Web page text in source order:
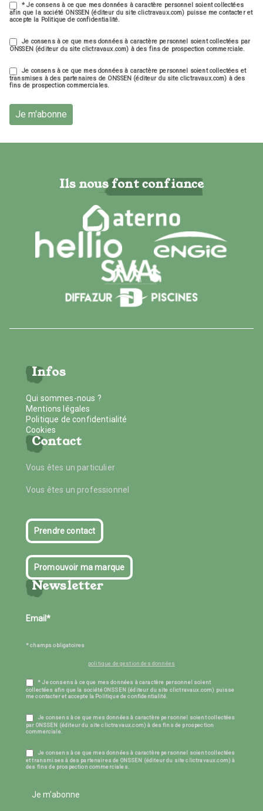
* Je consens à ce que mes données à caractère personnel soient collectées
afin que la société ONSSEN (éditeur du site clictravaux.com) puisse me contacter et
accepte la Politique de confidentialité.
Je consens à ce que mes données à caractère personnel soient collectées par
ONSSEN (éditeur du site clictravaux.com) à des fins de prospection commerciale.
Je consens à ce que mes données à caractère personnel soient collectées et
transmises à des partenaires de ONSSEN (éditeur du site clictravaux.com) à des
fins de prospection commerciales.
Je m'abonne
Ils nous font confiance
Infos
Qui sommes-nous ?
Mentions légales
Politique de confidentialité
Cookies
Contact
Vous êtes un particulier
Vous êtes un professionnel
Prendre contact
Promouvoir ma marque
Newsletter
* champs obligatoires
politique de gestion des données
* Je consens à ce que mes données à caractère personnel soient
collectées afin que la société ONSSEN (éditeur du site clictravaux.com) puisse
me contacter et accepte la Politique de confidentialité.
Je consens à ce que mes données à caractère personnel soient collectées
par ONSSEN (éditeur du site clictravaux.com) à des fins de prospection
commerciale.
Je consens à ce que mes données à caractère personnel soient collectées
et transmises à des partenaires de ONSSEN (éditeur du site clictravaux.com) à
des fins de prospection commerciales.
Je m'abonne